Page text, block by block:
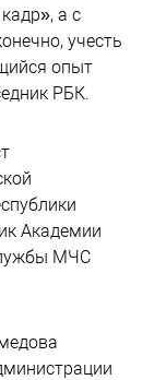
а с
учесть
опыт
РБК.
Академии
МЧС